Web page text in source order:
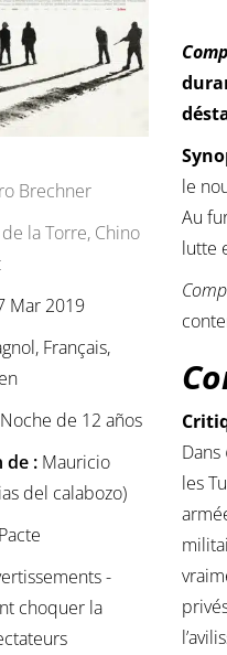
Brechner
la Torre, Chino
Mar 2019
Français,
de 12 años
de : Mauricio
del calabozo)
-
choquer la
le
Au
lutte
Dans
les